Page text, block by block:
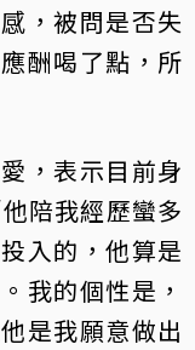
，被問是否失
酬喝了點，所
，表示目前身
陪我經歷蠻多
入的，他算是
我的個性是，
是我願意做出